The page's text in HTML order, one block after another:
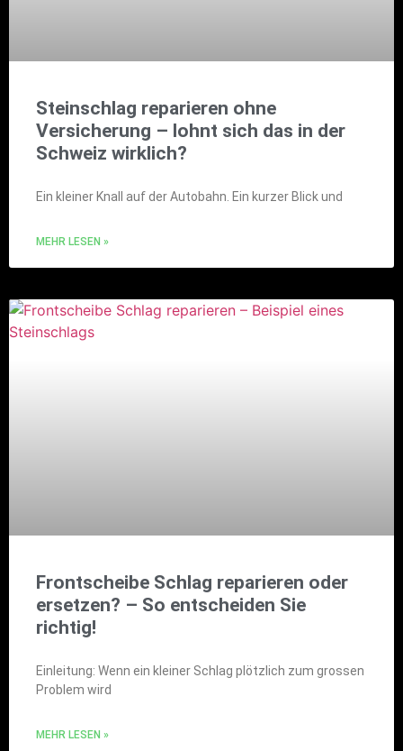
Steinschlag reparieren ohne
Versicherung – lohnt sich das in der
Schweiz wirklich?
Ein kleiner Knall auf der Autobahn. Ein kurzer Blick und
MEHR LESEN »
Frontscheibe Schlag reparieren oder
ersetzen? – So entscheiden Sie
richtig!
Einleitung: Wenn ein kleiner Schlag plötzlich zum grossen
Problem wird
MEHR LESEN »